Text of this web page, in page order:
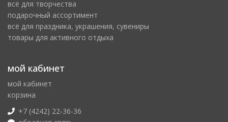
всё для творчества
подарочный ассортимент
всё для праздника, украшения, сувениры
товары для активного отдыха
мой кабинет
мой кабинет
корзина
+7 (4242) 22-36-36